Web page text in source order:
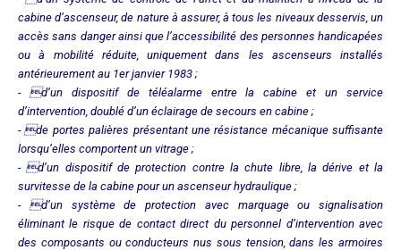
cabine d’ascenseur, de nature à assurer, à tous les niveaux desservis, un
accès sans danger ainsi que l’accessibilité des personnes handicapées
ou à mobilité réduite, uniquement dans les ascenseurs installés
antérieurement au 1er janvier 1983 ;
- d’un dispositif de téléalarme entre la cabine et un service
d’intervention, doublé d’un éclairage de secours en cabine ;
- de portes palières présentant une résistance mécanique suffisante
lorsqu’elles comportent un vitrage ;
- d’un dispositif de protection contre la chute libre, la dérive et la
survitesse de la cabine pour un ascenseur hydraulique ;
- d’un système de protection avec marquage ou signalisation
éliminant le risque de contact direct du personnel d’intervention avec
des composants ou conducteurs nus sous tension, dans les armoires